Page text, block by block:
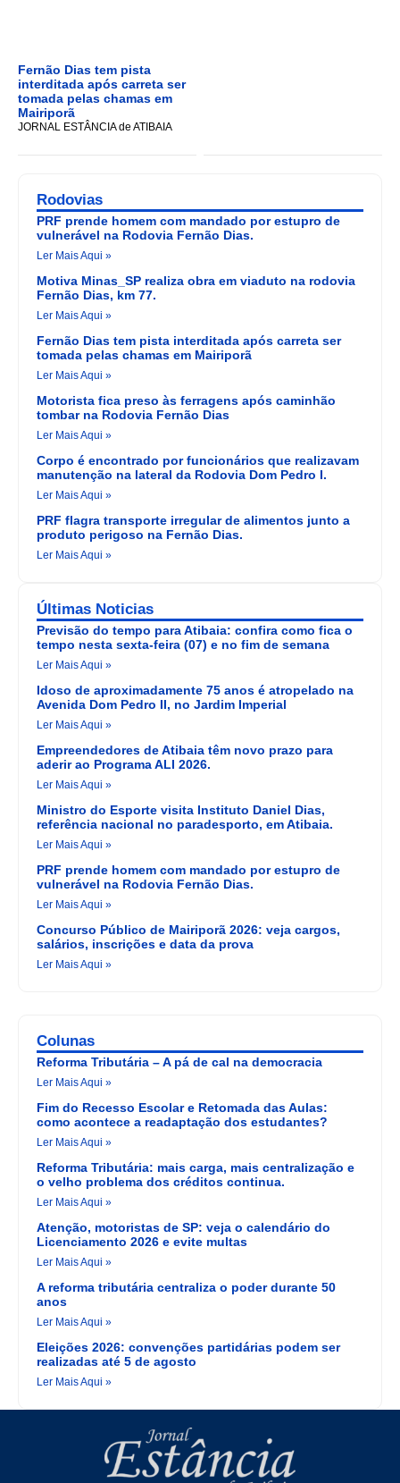
Fernão Dias tem pista
interditada após carreta ser
tomada pelas chamas em
Mairiporã
JORNAL ESTÂNCIA de ATIBAIA
Rodovias
PRF prende homem com mandado por estupro de
vulnerável na Rodovia Fernão Dias.
Ler Mais Aqui »
Motiva Minas_SP realiza obra em viaduto na rodovia
Fernão Dias, km 77.
Ler Mais Aqui »
Fernão Dias tem pista interditada após carreta ser
tomada pelas chamas em Mairiporã
Ler Mais Aqui »
Motorista fica preso às ferragens após caminhão
tombar na Rodovia Fernão Dias
Ler Mais Aqui »
Corpo é encontrado por funcionários que realizavam
manutenção na lateral da Rodovia Dom Pedro I.
Ler Mais Aqui »
PRF flagra transporte irregular de alimentos junto a
produto perigoso na Fernão Dias.
Ler Mais Aqui »
Últimas Noticias
Previsão do tempo para Atibaia: confira como fica o
tempo nesta sexta-feira (07) e no fim de semana
Ler Mais Aqui »
Idoso de aproximadamente 75 anos é atropelado na
Avenida Dom Pedro II, no Jardim Imperial
Ler Mais Aqui »
Empreendedores de Atibaia têm novo prazo para
aderir ao Programa ALI 2026.
Ler Mais Aqui »
Ministro do Esporte visita Instituto Daniel Dias,
referência nacional no paradesporto, em Atibaia.
Ler Mais Aqui »
PRF prende homem com mandado por estupro de
vulnerável na Rodovia Fernão Dias.
Ler Mais Aqui »
Concurso Público de Mairiporã 2026: veja cargos,
salários, inscrições e data da prova
Ler Mais Aqui »
Colunas
Reforma Tributária – A pá de cal na democracia
Ler Mais Aqui »
Fim do Recesso Escolar e Retomada das Aulas:
como acontece a readaptação dos estudantes?
Ler Mais Aqui »
Reforma Tributária: mais carga, mais centralização e
o velho problema dos créditos continua.
Ler Mais Aqui »
Atenção, motoristas de SP: veja o calendário do
Licenciamento 2026 e evite multas
Ler Mais Aqui »
A reforma tributária centraliza o poder durante 50
anos
Ler Mais Aqui »
Eleições 2026: convenções partidárias podem ser
realizadas até 5 de agosto
Ler Mais Aqui »